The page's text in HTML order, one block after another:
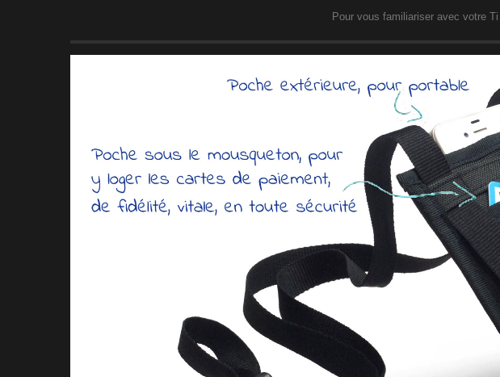
Pour vous familiariser avec votre